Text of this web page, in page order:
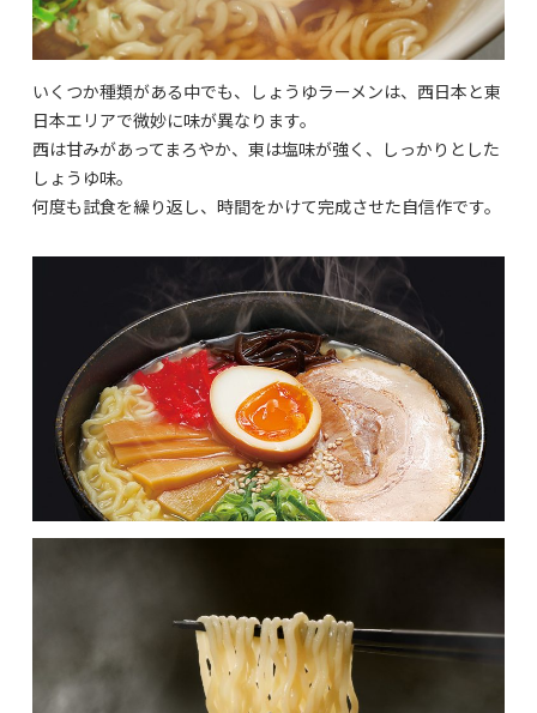
いくつか種類がある中でも、しょうゆラーメンは、西日本と東
日本エリアで微妙に味が異なります。
西は甘みがあってまろやか、東は塩味が強く、しっかりとした
しょうゆ味。
何度も試食を繰り返し、時間をかけて完成させた自信作です。